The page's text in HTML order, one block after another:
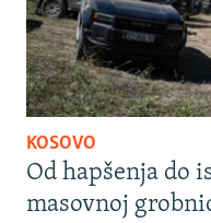
KOSOVO
Od hapšenja do
masovnoj